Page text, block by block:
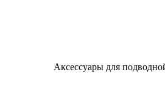
Аксессуары для